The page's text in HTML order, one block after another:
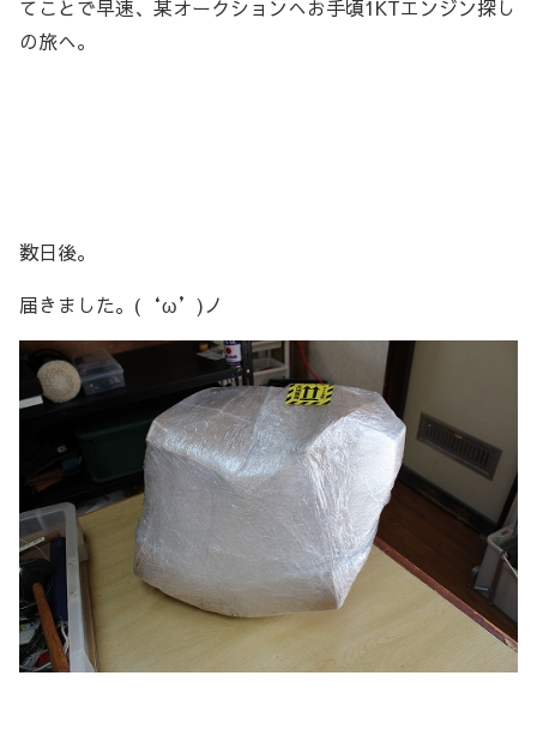
てことで早速、某オークションへお手頃1KTエンジン探し
の旅へ。
数日後。
届きました。(‘ω’)ノ